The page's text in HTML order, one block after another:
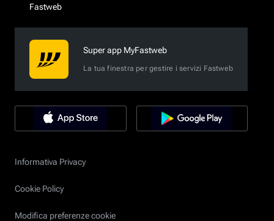
Fastweb
Super app MyFastweb
La tua finestra per gestire i servizi Fastweb
Informativa Privacy
Cookie Policy
Modifica preferenze cookie